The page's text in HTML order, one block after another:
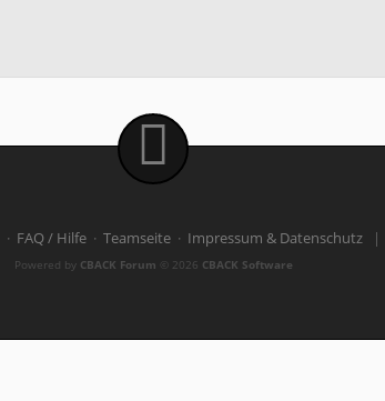
· FAQ / Hilfe · Teamseite · Impressum & Datenschutz |
Powered by CBACK Forum © 2026 CBACK Software